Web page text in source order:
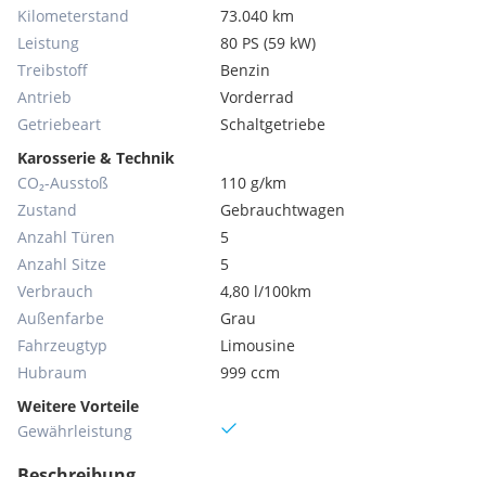
Kilometerstand
73.040 km
Leistung
80 PS (59 kW)
Treibstoff
Benzin
Antrieb
Vorderrad
Getriebeart
Schaltgetriebe
Karosserie & Technik
CO₂-Ausstoß
110 g/km
Zustand
Gebrauchtwagen
Anzahl Türen
5
Anzahl Sitze
5
Verbrauch
4,80 l/100km
Außenfarbe
Grau
Fahrzeugtyp
Limousine
Hubraum
999 ccm
Weitere Vorteile
Gewährleistung